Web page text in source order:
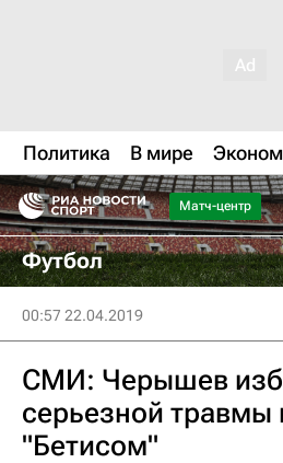
Политика В мире
Матч-центр
Футбол
00:57 22.04.2019
СМИ: Черышев
серьезной травмы
"Бетисом"